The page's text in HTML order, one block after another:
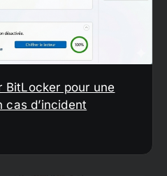
BitLocker pour une
cas d’incident